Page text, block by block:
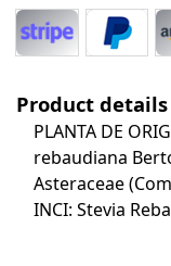
Product details
PLANTA DE
rebaudiana
Asteraceae
INCI: Stevia